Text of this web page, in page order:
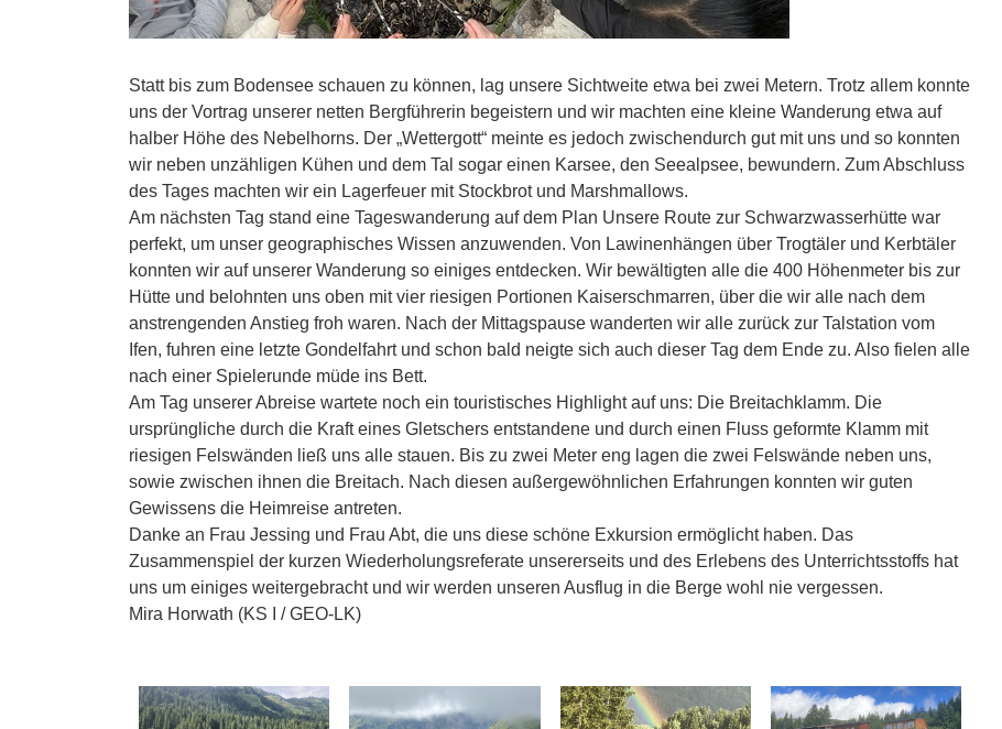
Statt bis zum Bodensee schauen zu können, lag unsere Sichtweite etwa bei zwei Metern. Trotz allem konnte
uns der Vortrag unserer netten Bergführerin begeistern und wir machten eine kleine Wanderung etwa auf
halber Höhe des Nebelhorns. Der „Wettergott“ meinte es jedoch zwischendurch gut mit uns und so konnten
wir neben unzähligen Kühen und dem Tal sogar einen Karsee, den Seealpsee, bewundern. Zum Abschluss
des Tages machten wir ein Lagerfeuer mit Stockbrot und Marshmallows.
Am nächsten Tag stand eine Tageswanderung auf dem Plan Unsere Route zur Schwarzwasserhütte war
perfekt, um unser geographisches Wissen anzuwenden. Von Lawinenhängen über Trogtäler und Kerbtäler
konnten wir auf unserer Wanderung so einiges entdecken. Wir bewältigten alle die 400 Höhenmeter bis zur
Hütte und belohnten uns oben mit vier riesigen Portionen Kaiserschmarren, über die wir alle nach dem
anstrengenden Anstieg froh waren. Nach der Mittagspause wanderten wir alle zurück zur Talstation vom
Ifen, fuhren eine letzte Gondelfahrt und schon bald neigte sich auch dieser Tag dem Ende zu. Also fielen alle
nach einer Spielerunde müde ins Bett.
Am Tag unserer Abreise wartete noch ein touristisches Highlight auf uns: Die Breitachklamm. Die
ursprüngliche durch die Kraft eines Gletschers entstandene und durch einen Fluss geformte Klamm mit
riesigen Felswänden ließ uns alle stauen. Bis zu zwei Meter eng lagen die zwei Felswände neben uns,
sowie zwischen ihnen die Breitach. Nach diesen außergewöhnlichen Erfahrungen konnten wir guten
Gewissens die Heimreise antreten.
Danke an Frau Jessing und Frau Abt, die uns diese schöne Exkursion ermöglicht haben. Das
Zusammenspiel der kurzen Wiederholungsreferate unsererseits und des Erlebens des Unterrichtsstoffs hat
uns um einiges weitergebracht und wir werden unseren Ausflug in die Berge wohl nie vergessen.
Mira Horwath (KS I / GEO-LK)